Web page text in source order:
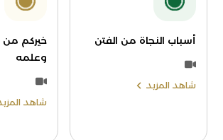
أسباب النجاة من الفتن
شاهد المزيد
خيركم من
وعلمه
شاهد